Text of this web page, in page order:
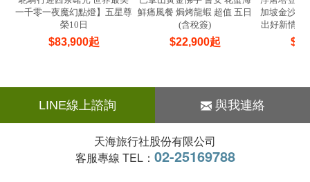
一千零一夜魔幻點燈】五星尊
榮10日
$83,900起
鮮痛風餐 焗烤龍蝦 超值 五日
(含稅簽)
$22,900起
加坡金沙水
出好新情
$
LINE線上諮詢 與我連絡
天海旅行社股份有限公司
客服專線 TEL： 02-25169788